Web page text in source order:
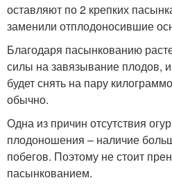
оставляют по 2 крепких
заменили отплодоносившие
Благодаря пасынкованию
силы на завязывание плодов,
будет снять на пару
обычно.
Одна из причин отсутствия
плодоношения – наличие
побегов. Поэтому не стоит
пасынкованием.